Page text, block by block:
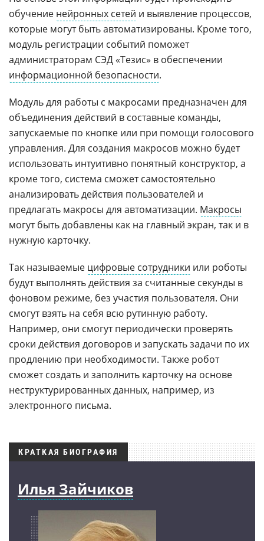
обучение нейронных сетей и выявление процессов,
которые могут быть автоматизированы. Кроме того,
модуль регистрации событий поможет
администраторам СЭД «Тезис» в обеспечении
информационной безопасности.
Модуль для работы с макросами предназначен для
объединения действий в составные команды,
запускаемые по кнопке или при помощи голосового
управления. Для создания макросов можно будет
использовать интуитивно понятный конструктор, а
кроме того, система сможет самостоятельно
анализировать действия пользователей и
предлагать макросы для автоматизации. Макросы
могут быть добавлены как на главный экран, так и в
нужную карточку.
Так называемые цифровые сотрудники или роботы
будут выполнять действия за считанные секунды в
фоновом режиме, без участия пользователя. Они
смогут взять на себя всю рутинную работу.
Например, они смогут периодически проверять
сроки действия договоров и запускать задачи по их
продлению при необходимости. Также робот
сможет создать и заполнить карточку на основе
неструктурированных данных, например, из
электронного письма.
КРАТКАЯ БИОГРАФИЯ
Илья Зайчиков